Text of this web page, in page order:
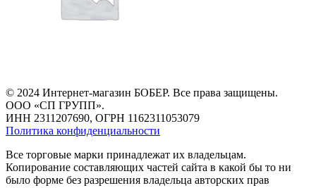
© 2024 Интернет-магазин БОБЕР. Все права защищены.
ООО «СП ГРУПП».
ИНН 2311207690, ОГРН 1162311053079
Политика конфиденциальности
Все торговые марки принадлежат их владельцам.
Копирование составляющих частей сайта в какой бы то ни
было форме без разрешения владельца авторских прав